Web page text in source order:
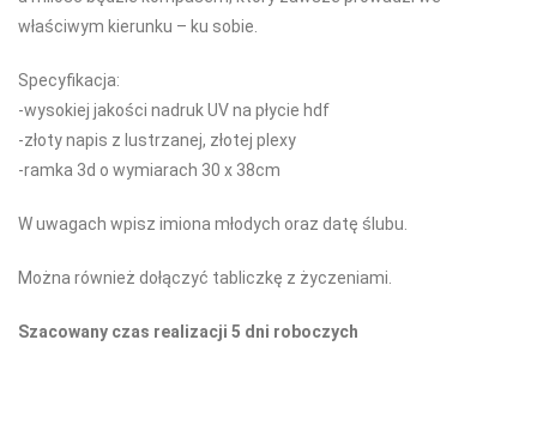
właściwym kierunku – ku sobie.
Specyfikacja:
-wysokiej jakości nadruk UV na płycie hdf
-złoty napis z lustrzanej, złotej plexy
-ramka 3d o wymiarach 30 x 38cm
W uwagach wpisz imiona młodych oraz datę ślubu.
Można również dołączyć tabliczkę z życzeniami.
Szacowany czas realizacji 5 dni roboczych